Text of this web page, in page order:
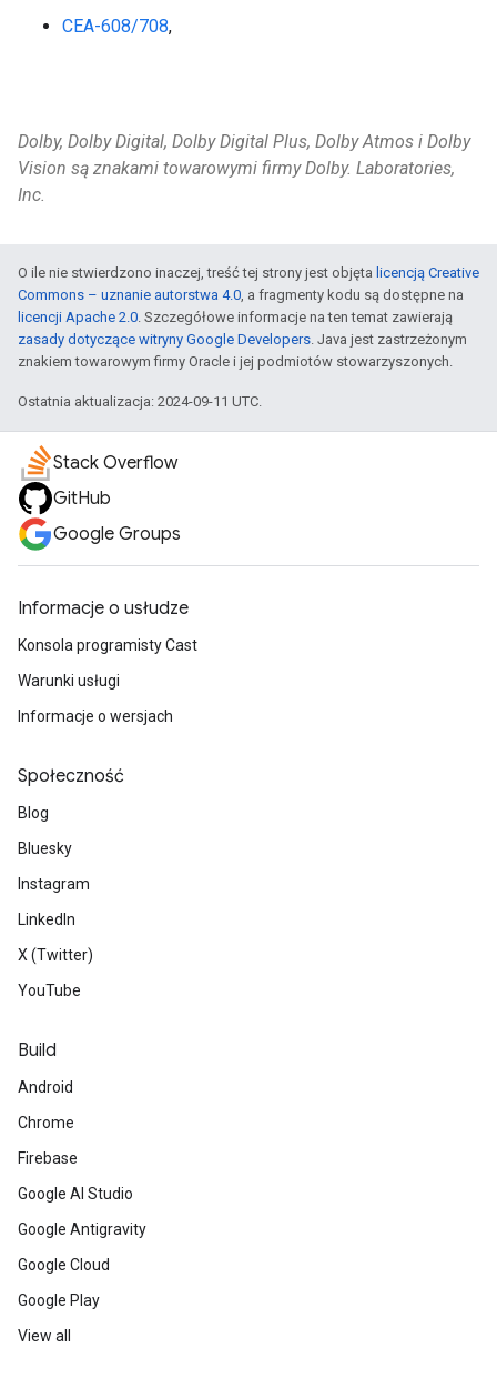
CEA-608/708,
Dolby, Dolby Digital, Dolby Digital Plus, Dolby Atmos i Dolby
Vision są znakami towarowymi firmy Dolby. Laboratories,
Inc.
O ile nie stwierdzono inaczej, treść tej strony jest objęta licencją Creative
Commons – uznanie autorstwa 4.0, a fragmenty kodu są dostępne na
licencji Apache 2.0. Szczegółowe informacje na ten temat zawierają
zasady dotyczące witryny Google Developers. Java jest zastrzeżonym
znakiem towarowym firmy Oracle i jej podmiotów stowarzyszonych.
Ostatnia aktualizacja: 2024-09-11 UTC.
Stack Overflow
GitHub
Google Groups
Informacje o usłudze
Konsola programisty Cast
Warunki usługi
Informacje o wersjach
Społeczność
Blog
Bluesky
Instagram
LinkedIn
X (Twitter)
YouTube
Build
Android
Chrome
Firebase
Google AI Studio
Google Antigravity
Google Cloud
Google Play
View all